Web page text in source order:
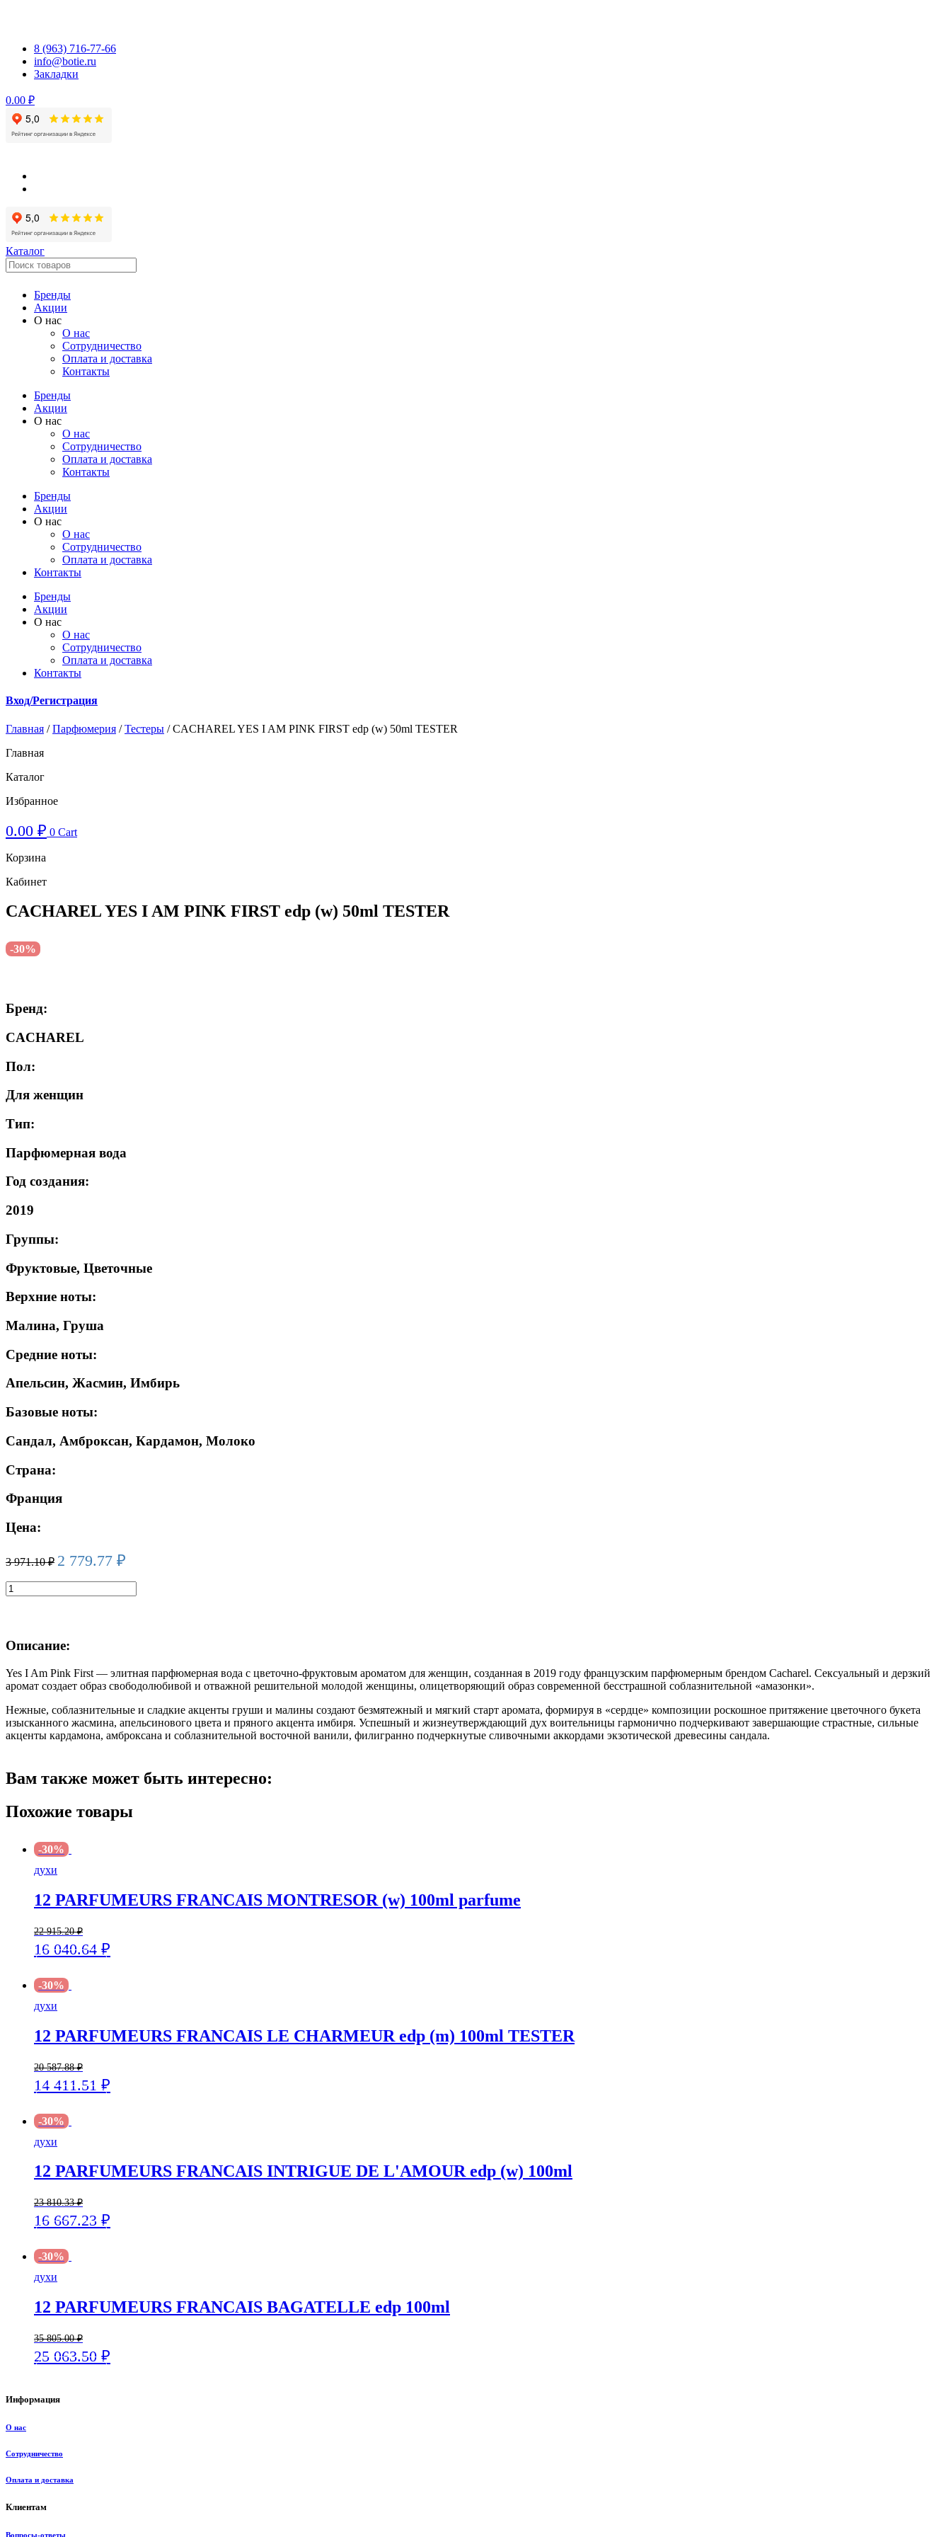
8 (963) 716-77-66
info@botie.ru
Закладки
0.00 ₽
Каталог
Бренды
Акции
О нас
О нас
Cотрудничество
Оплата и доставка
Контакты
Бренды
Акции
О нас
О нас
Cотрудничество
Оплата и доставка
Контакты
Бренды
Акции
О нас
О нас
Cотрудничество
Оплата и доставка
Контакты
Бренды
Акции
О нас
О нас
Cотрудничество
Оплата и доставка
Контакты
Вход/Регистрация
Главная /Парфюмерия /Тестеры / CACHAREL YES I AM PINK FIRST edp (w) 50ml TESTER
Главная
Каталог
Избранное
0.00 ₽ 0 Cart
Корзина
Кабинет
CACHAREL YES I AM PINK FIRST edp (w) 50ml TESTER
-30%
Бренд:
CACHAREL
Пол:
Для женщин
Тип:
Парфюмерная вода
Год создания:
2019
Группы:
Фруктовые, Цветочные
Верхние ноты:
Малина, Груша
Средние ноты:
Апельсин, Жасмин, Имбирь
Базовые ноты:
Сандал, Амброксан, Кардамон, Молоко
Страна:
Франция
Цена:
3 971.10₽ 2 779.77 ₽
Количество
товара
AM
FIRST
edp
50ml
TESTER
Описание:
Yes I Am Pink First — элитная парфюмерная вода с цветочно-фруктовым ароматом для женщин, созданная в 2019 году французским парфюмерным брендом Cacharel. Сексуальный и дерзкий
аромат создает образ свободолюбивой и отважной решительной молодой женщины, олицетворяющий образ современной бесстрашной соблазнительной «амазонки».
Нежные, соблазнительные и сладкие акценты груши и малины создают безмятежный и мягкий старт аромата, формируя в «сердце» композиции роскошное притяжение цветочного букета
изысканного жасмина, апельсинового цвета и пряного акцента имбиря. Успешный и жизнеутверждающий дух воительницы гармонично подчеркивают завершающие страстные, сильные
акценты кардамона, амброксана и соблазнительной восточной ванили, филигранно подчеркнутые сливочными аккордами экзотической древесины сандала.
Вам также может быть интересно:
Похожие товары
-30%
духи
12 PARFUMEURS FRANCAIS MONTRESOR (w) 100ml parfume
22 915.20₽
16 040.64 ₽
-30%
духи
12 PARFUMEURS FRANCAIS LE CHARMEUR edp (m) 100ml TESTER
20 587.88₽
14 411.51 ₽
-30%
духи
12 PARFUMEURS FRANCAIS INTRIGUE DE L'AMOUR edp (w) 100ml
23 810.33₽
16 667.23 ₽
-30%
духи
12 PARFUMEURS FRANCAIS BAGATELLE edp 100ml
35 805.00₽
25 063.50 ₽
Информация
О нас
Сотрудничество
Оплата и доставка
Клиентам
Вопросы-ответы